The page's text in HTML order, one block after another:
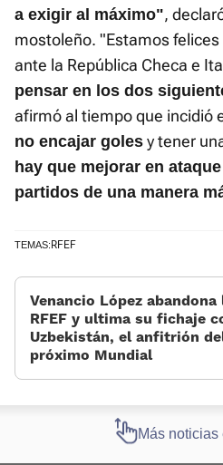
a exigir al máximo",
mostoleño. "Estamos
ante la República Checa e
pensar en los dos
afirmó al tiempo que incidió
no encajar goles y tener
hay que mejorar en
partidos de una manera
TEMAS: RFEF
Venancio López abandona
RFEF y ultima su fichaje
Uzbekistán, el anfitrión
próximo Mundial
Más noticias